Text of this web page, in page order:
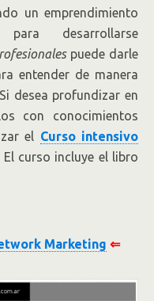
un emprendimiento
desarrollarse
puede darle
entender de manera
desea profundizar en
con conocimientos
el Curso intensivo
El curso incluye el libro
Marketing ⇐